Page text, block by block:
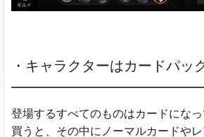
・キャラクターはカードパッ
登場するすべてのものはカードにな
買うと、その中にノーマルカードや